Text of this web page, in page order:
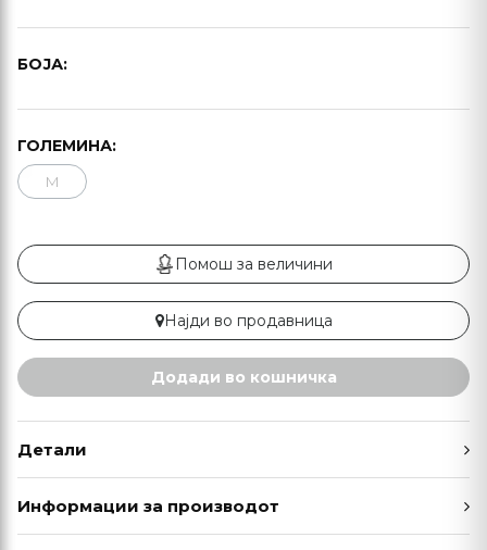
БОЈА:
ГОЛЕМИНА:
M
Помош за величини
Најди во продавница
Додади во кошничка
Детали
Информации за производот